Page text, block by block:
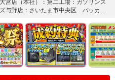
宮店（本社）：第二工場：ガソリンス
与野店：さいたま市中央区 パッカー